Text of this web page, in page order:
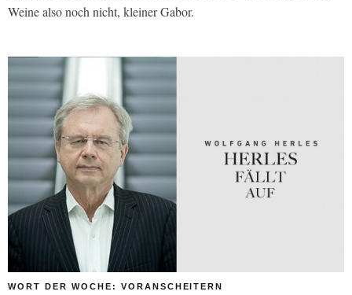
Weine also noch nicht, kleiner Gabor.
WORT DER WOCHE: VORANSCHEITERN